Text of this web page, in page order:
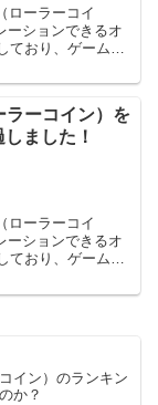
ローラーコイ
ーションできるオ
おり、ゲームで
ーコイン）を
ました！
ローラーコイ
ーションできるオ
ており、ゲームで
イン）のランキン
か？